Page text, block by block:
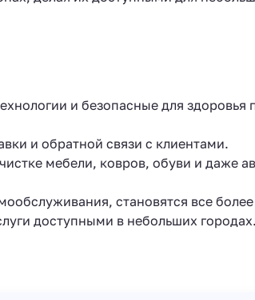
и безопасные для здоровья
и обратной связи с клиентами.
мебели, ковров, обуви и даже
становятся все
доступными в небольших